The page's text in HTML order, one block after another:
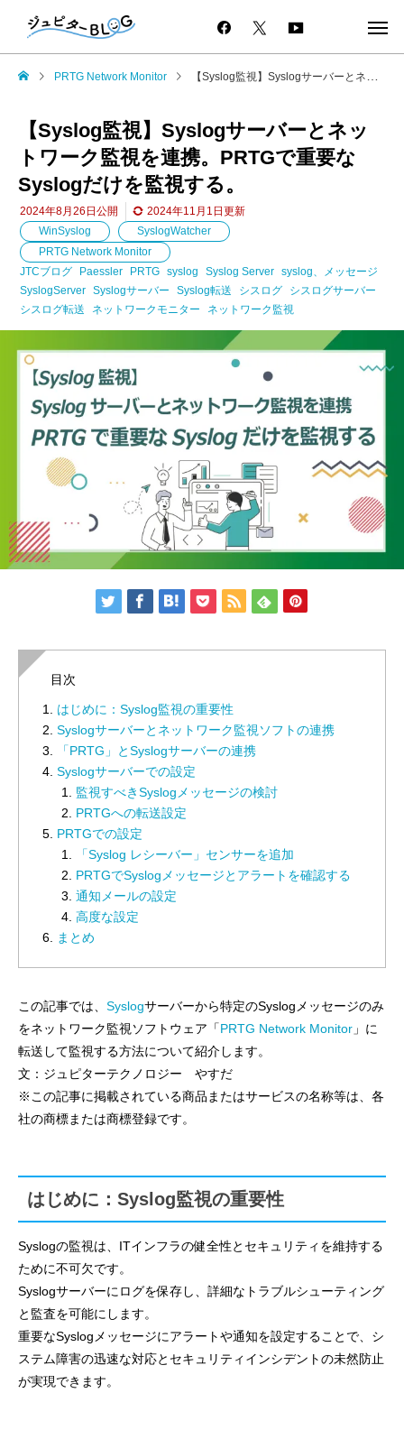
PRTG Network Monitor 【Syslog監視】Syslogサーバーとネットワーク監視を連携。PRTGで重要なSyslogだけを監視する。
【Syslog監視】Syslogサーバーとネッ
トワーク監視を連携。PRTGで重要な
Syslogだけを監視する。
2024年8月26日 公開 2024年11月1日 更新
WinSyslog
SyslogWatcher
PRTG Network Monitor
JTCブログ
Paessler PRTG syslog Syslog Server syslog、メッセージ
SyslogServer Syslogサーバー Syslog転送 シスログ
シスログサーバー
シスログ転送
ネットワークモニター ネットワーク監視
目次
はじめに：Syslog監視の重要性
Syslogサーバーとネットワーク監視ソフトの連携
「PRTG」とSyslogサーバーの連携
Syslogサーバーでの設定
監視すべきSyslogメッセージの検討
PRTGへの転送設定
PRTGでの設定
「Syslog レシーバー」センサーを追加
PRTGでSyslogメッセージとアラートを確認する
通知メールの設定
高度な設定
まとめ
この記事では、 Syslogサーバーから特定のSyslogメッセージのみ
をネットワーク監視ソフトウェア「PRTG Network Monitor 」に
転送して監視する方法について紹介します。
文：ジュピターテクノロジー やすだ
※この記事に掲載されている商品またはサービスの名称等は、各
社の商標または商標登録です。
はじめに：Syslog監視の重要性
Syslogの監視は、ITインフラの健全性とセキュリティを維持する
ために不可欠です。
Syslogサーバーにログを保存し、詳細なトラブルシューティング
と監査を可能にします。
重要なSyslogメッセージにアラートや通知を設定することで、シ
ステム障害の迅速な対応とセキュリティインシデントの未然防止
が実現できます。